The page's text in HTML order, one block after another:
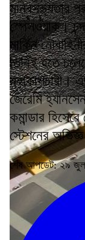
মানবসভ্যতার
স্পেসওয়াক।
মার্কিন
তিনিই হতে
মহাকাশচারী।
জেরেমি
কমান্ডার
স্টেশনের
শেষ আপডেট: ২৯